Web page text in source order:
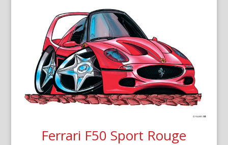
Ferrari F50 Sport Rouge